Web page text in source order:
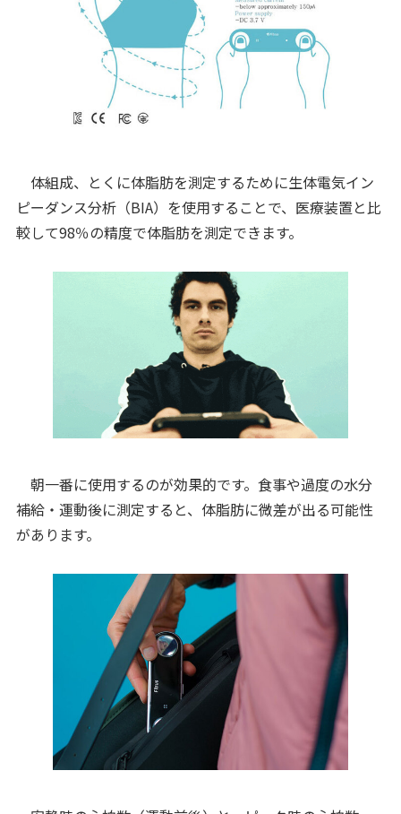
体組成、とくに体脂肪を測定するために生体電気イン
ピーダンス分析（BIA）を使用することで、医療装置と比
較して98％の精度で体脂肪を測定できます。
朝一番に使用するのが効果的です。食事や過度の水分
補給・運動後に測定すると、体脂肪に微差が出る可能性
があります。